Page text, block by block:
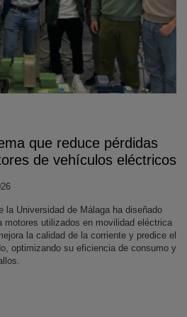
que reduce pérdidas
de vehículos eléctricos
la Universidad de Málaga ha diseñado
motores utilizados en movilidad eléctrica
la calidad de la corriente y predice el
optimizando su eficiencia de consumo y